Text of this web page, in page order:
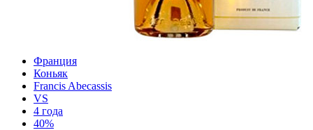
Франция
Коньяк
Francis Abecassis
VS
4 года
40%